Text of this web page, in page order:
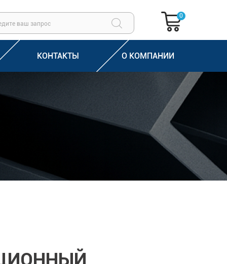
0
КОНТАКТЫ О КОМПАНИИ